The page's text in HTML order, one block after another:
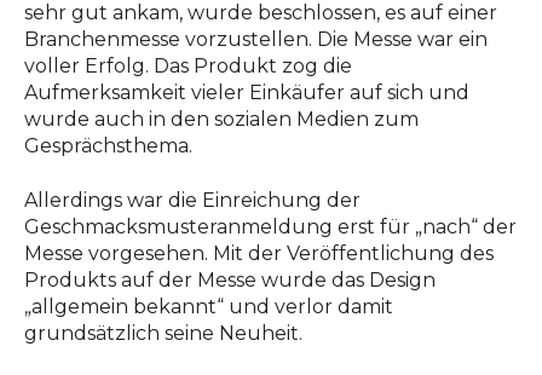
sehr gut ankam, wurde beschlossen, es auf einer
Branchenmesse vorzustellen. Die Messe war ein
voller Erfolg. Das Produkt zog die
Aufmerksamkeit vieler Einkäufer auf sich und
wurde auch in den sozialen Medien zum
Gesprächsthema.
Allerdings war die Einreichung der
Geschmacksmusteranmeldung erst für „nach“ der
Messe vorgesehen. Mit der Veröffentlichung des
Produkts auf der Messe wurde das Design
„allgemein bekannt“ und verlor damit
grundsätzlich seine Neuheit.